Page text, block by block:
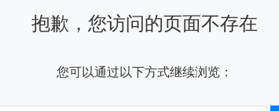
抱歉，您访问的页面不存在
您可以通过以下方式继续浏览：